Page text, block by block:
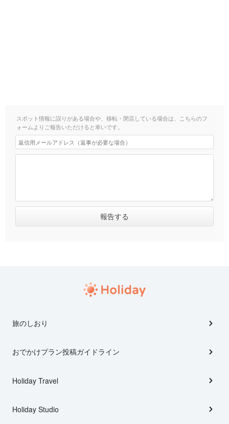
スポット情報に誤りがある場合や、移転・閉店している場合は、こちらのフ
ォームよりご報告いただけると幸いです。
旅のしおり
おでかけプラン投稿ガイドライン
Holiday Travel
Holiday Studio